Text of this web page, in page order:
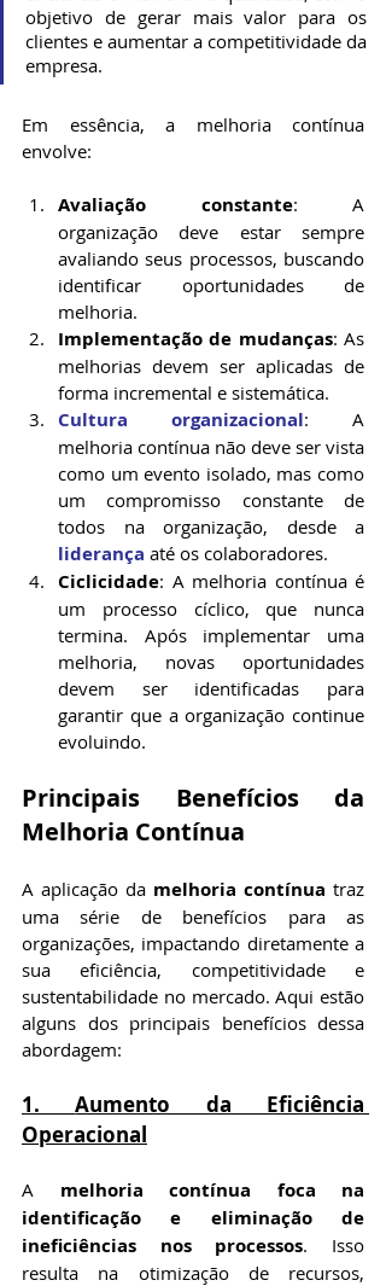
objetivo de gerar mais valor para os
clientes e aumentar a competitividade da
empresa.
Em essência, a melhoria contínua
envolve:
Avaliação constante: A
organização deve estar sempre
avaliando seus processos, buscando
identificar oportunidades de
melhoria.
Implementação de mudanças: As
melhorias devem ser aplicadas de
forma incremental e sistemática.
Cultura organizacional: A
melhoria contínua não deve ser vista
como um evento isolado, mas como
um compromisso constante de
liderança até os colaboradores.
Ciclicidade: A melhoria contínua é
um processo cíclico, que nunca
termina. Após implementar uma
melhoria, novas oportunidades
devem ser identificadas para
garantir que a organização continue
evoluindo.
Principais Benefícios da
Melhoria Contínua
A aplicação da melhoria contínua traz
uma série de benefícios para as
organizações, impactando diretamente a
sua eficiência, competitividade e
sustentabilidade no mercado. Aqui estão
alguns dos principais benefícios dessa
abordagem:
1. Aumento da Eficiência
Operacional
A melhoria contínua foca na
identificação e eliminação de
ineficiências nos processos. Isso
resulta na otimização de recursos,